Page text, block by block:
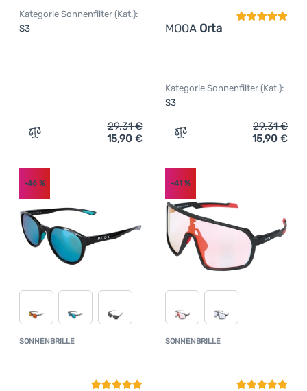
Kategorie Sonnenfilter (Kat.):
S3
Zum Vergleich 'Sonnenbrille MOOA Luigi' hinzufügen
29,31€
15,90 €
MOOA Orta
Kategorie Sonnenfilter (Kat.):
S3
Zum Vergleich
29,31€
15,90 €
SONNENBRILLE Kundenbewertung
-46 %
SONNENBRILLE
-41%